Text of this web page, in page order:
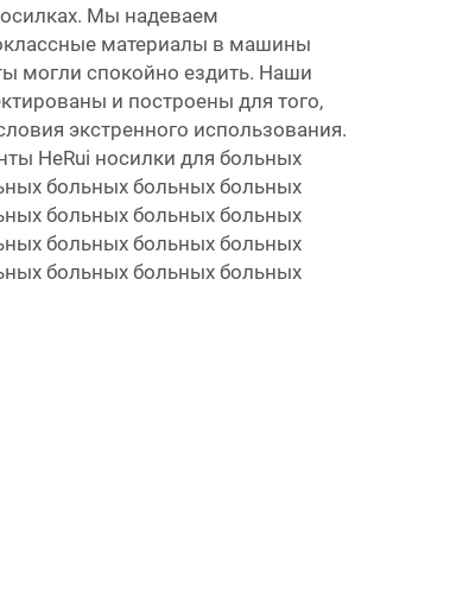
Мы надеваем
материалы в машины
могли спокойно ездить. Наши
и построены для того,
экстренного использования.
HeRui носилки для больных
больных больных больных
больных больных больных
больных больных больных
больных больных больных